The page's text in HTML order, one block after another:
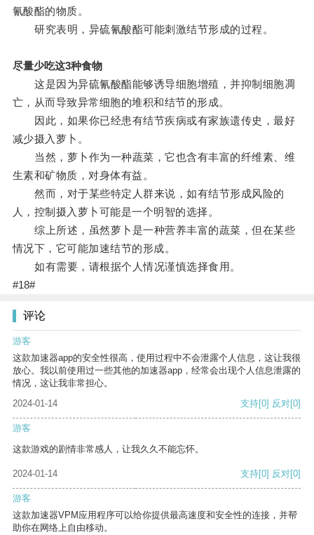
氰酸酯的物质。
研究表明，异硫氰酸酯可能刺激结节形成的过程。
尽量少吃这3种食物
这是因为异硫氰酸酯能够诱导细胞增殖，并抑制细胞凋
亡，从而导致异常细胞的堆积和结节的形成。
因此，如果你已经患有结节疾病或有家族遗传史，最好
减少摄入萝卜。
当然，萝卜作为一种蔬菜，它也含有丰富的纤维素、维
生素和矿物质，对身体有益。
然而，对于某些特定人群来说，如有结节形成风险的
人，控制摄入萝卜可能是一个明智的选择。
综上所述，虽然萝卜是一种营养丰富的蔬菜，但在某些
情况下，它可能加速结节的形成。
如有需要，请根据个人情况谨慎选择食用。
#18#
评论
游客
这款加速器app的安全性很高，使用过程中不会泄露个人信息，这让我很
放心。我以前使用过一些其他的加速器app，经常会出现个人信息泄露的
情况，这让我非常担心。
2024-01-14
支持[0] 反对[0]
游客
这款游戏的剧情非常感人，让我久久不能忘怀。
2024-01-14 支持[0] 反对[0]
游客
这款加速器VPM应用程序可以给你提供最高速度和安全性的连接，并帮
助你在网络上自由移动。